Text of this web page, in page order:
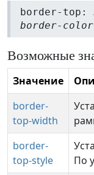
border-top:
border-color
Возможные
Значение
border-
top-width
border-
top-style
По